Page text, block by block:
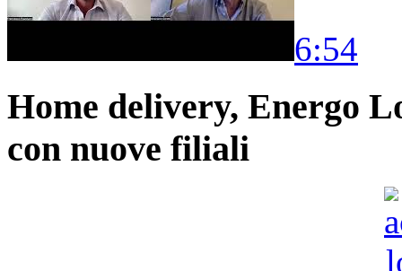
6:54
Home delivery, Energo
con nuove filiali